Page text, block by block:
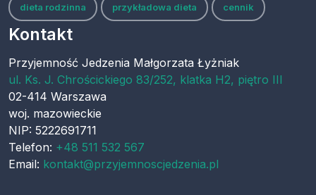
dieta rodzinna przykładowa dieta cennik
Kontakt
Przyjemność Jedzenia Małgorzata Łyżniak
ul. Ks. J. Chrościckiego 83/252, klatka H2, piętro III
02-414 Warszawa
woj. mazowieckie
NIP: 5222691711
Telefon: +48 511 532 567
Email: kontakt@przyjemnoscjedzenia.pl